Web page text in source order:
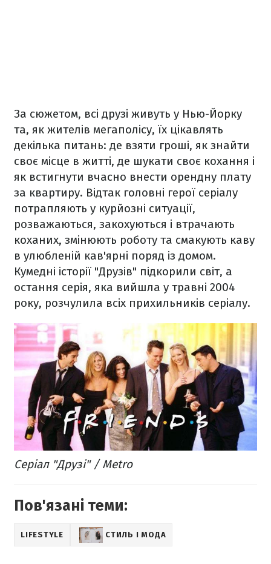
За сюжетом, всі друзі живуть у Нью-Йорку
та, як жителів мегаполісу, їх цікавлять
декілька питань: де взяти гроші, як знайти
своє місце в житті, де шукати своє кохання і
як встигнути вчасно внести орендну плату
за квартиру. Відтак головні герої серіалу
потрапляють у курйозні ситуації,
розважаються, закохуються і втрачають
коханих, змінюють роботу та смакують каву
в улюбленій кав'ярні поряд із домом.
Кумедні історії "Друзів" підкорили світ, а
остання серія, яка вийшла у травні 2004
року, розчулила всіх прихильників серіалу.
Серіал "Друзі" / Metro
Пов'язані теми:
LIFESTYLE СТИЛЬ І МОДА